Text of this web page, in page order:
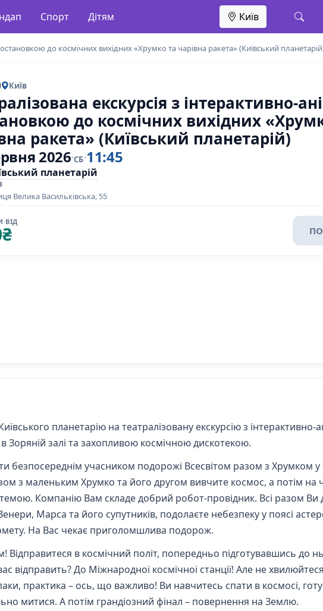
Спорт Дітям Київ
до космічних вихідних «Хрумко та чарівна ракета» (Київський
Київ
екскурсія з інтерактивно-
до космічних вихідних
ракета» (Київський планетарій)
2026 СБ 11:45
планетарій
Велика Васильківська, 55
ВІД
₴
планетарію на театралізовану екскурсію з інтерактивно-
залі та захопливою космічною дискотекою.
безпосереднім учасником подорожі Всесвітом разом з Хрумком у
з маленьким Хрумко та його другом вивчите космос, а потім на
Компанію Вам складе добрий робот-провідник. Всі разом Ви
Марса та його супутників, подолаєте небезпеку у поясі
На Вас чекає приголомшлива подорож.
в космічний політ, попередньо підготувавшись до
відправить? До Міжнародної космічної станції! Але не
практика – ось, що важливо! Ви навчитесь спати в космосі,
митися. А потім грандіозний фінал – повернення на Землю.